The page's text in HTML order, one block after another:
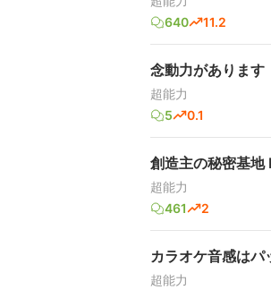
640
11.2
念動力があります
超能力
5
0.1
創造主の秘密基地
超能力
461
2
カラオケ音感はパ
超能力